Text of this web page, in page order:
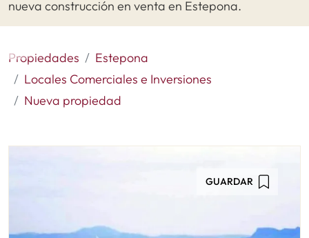
nueva construcción en venta en Estepona.
Propiedades
Estepona
Locales Comerciales e Inversiones
Nueva propiedad
GUARDAR